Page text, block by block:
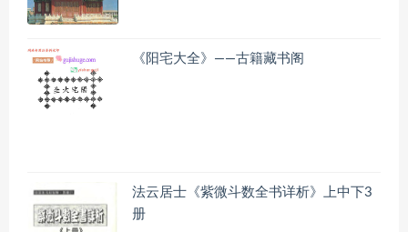
《阳宅大全》——古籍藏书阁
法云居士《紫微斗数全书详析》上中下3
册